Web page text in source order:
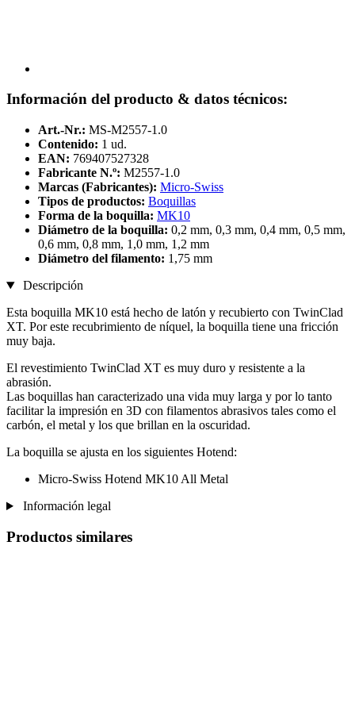
Información del producto & datos técnicos:
Art.-Nr.: MS-M2557-1.0
Contenido: 1 ud.
EAN: 769407527328
Fabricante N.º: M2557-1.0
Marcas (Fabricantes): Micro-Swiss
Tipos de productos: Boquillas
Forma de la boquilla: MK10
Diámetro de la boquilla: 0,2 mm, 0,3 mm, 0,4 mm, 0,5 mm,
0,6 mm, 0,8 mm, 1,0 mm, 1,2 mm
Diámetro del filamento: 1,75 mm
Descripción
Esta boquilla MK10 está hecho de latón y recubierto con TwinClad
XT. Por este recubrimiento de níquel, la boquilla tiene una fricción
muy baja.
El revestimiento TwinClad XT es muy duro y resistente a la
abrasión.
Las boquillas han caracterizado una vida muy larga y por lo tanto
facilitar la impresión en 3D con filamentos abrasivos tales como el
carbón, el metal y los que brillan en la oscuridad.
La boquilla se ajusta en los siguientes Hotend:
Micro-Swiss Hotend MK10 All Metal
Información legal
Productos similares